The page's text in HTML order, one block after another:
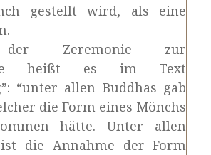
gestellt wird, als eine
der Zeremonie zur
heißt es im Text
“unter allen Buddhas gab
die Form eines Mönchs
hätte. Unter allen
ist die Annahme der Form